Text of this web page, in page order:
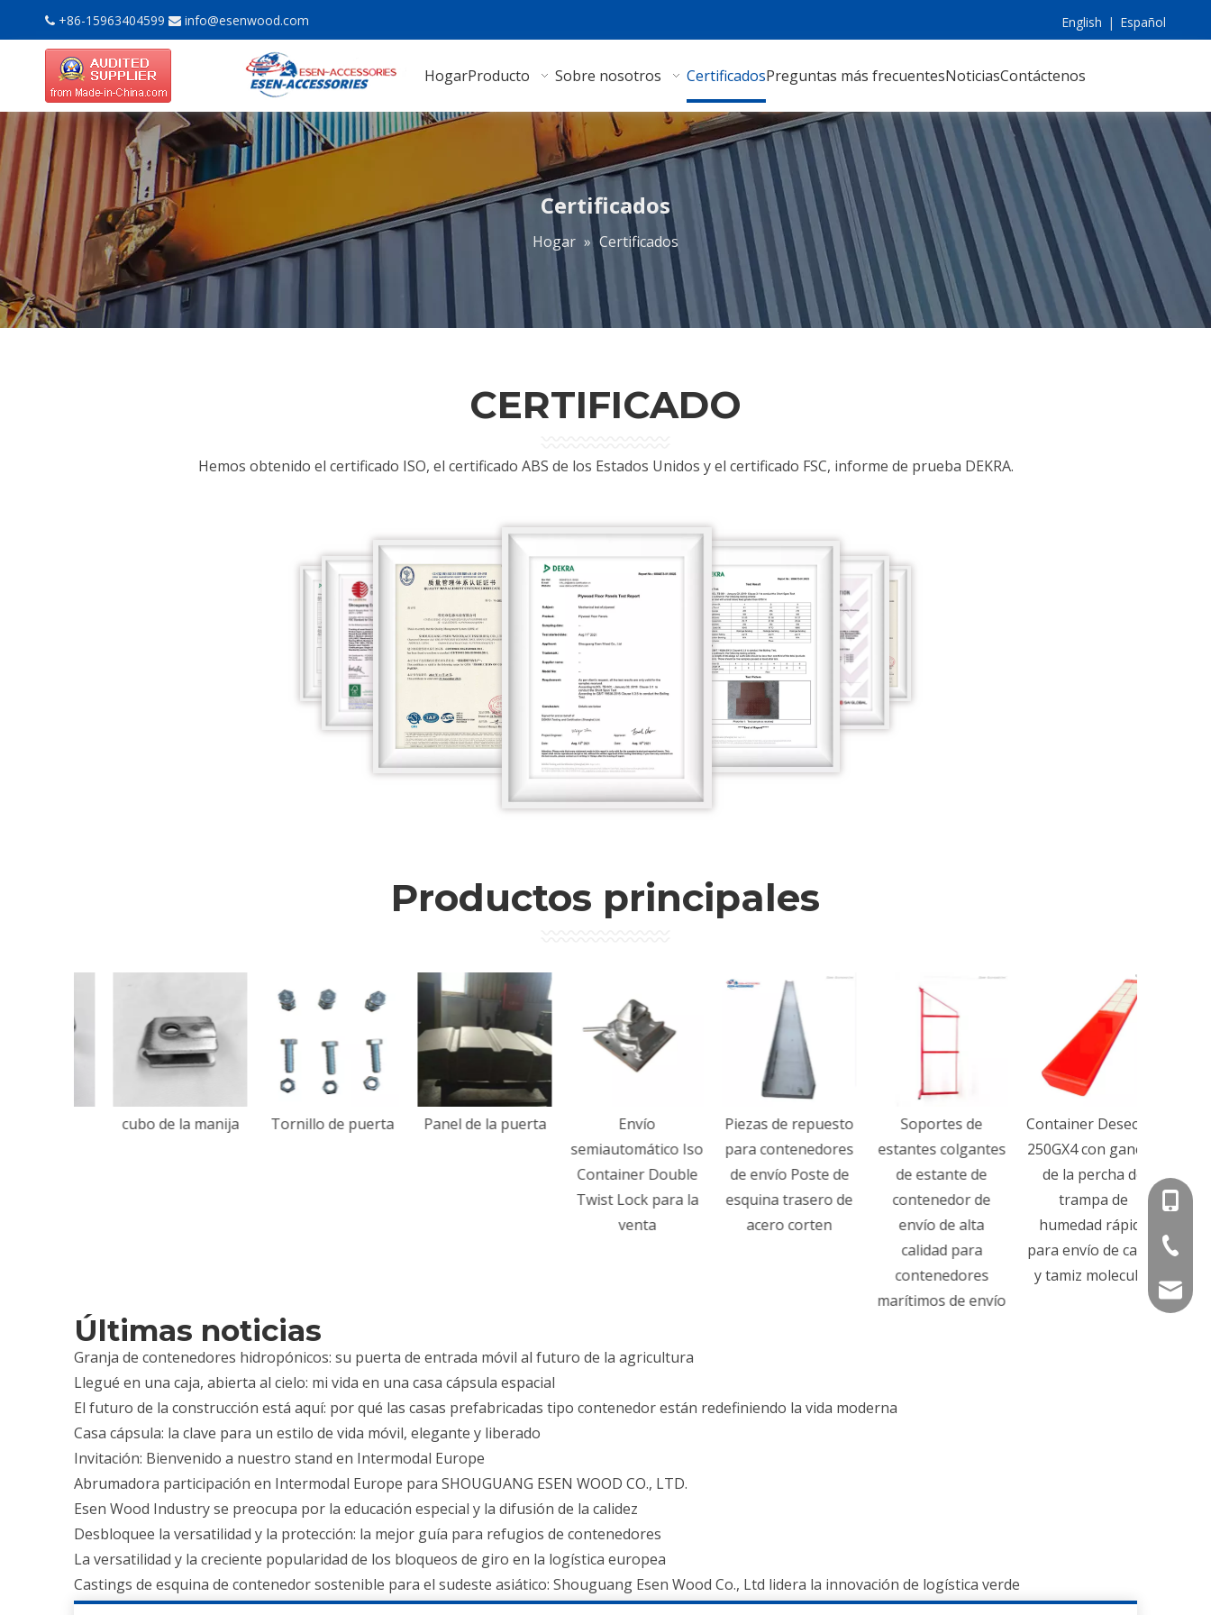
 +86-15963404599  info@esenwood.com English | Español
HogarProducto Sobre nosotros CertificadosPreguntas más frecuentesNoticiasContáctenos
Certificados
Hogar » Certificados
CERTIFICADO
Hemos obtenido el certificado ISO, el certificado ABS de los Estados Unidos y el certificado FSC, informe de prueba DEKRA.
Productos principales
cubo de la manija Tornillo de puerta Panel de la puerta
Envío
semiautomático Iso
Container Double
Twist Lock para la
venta
Piezas de repuesto
para contenedores
de envío Poste de
esquina trasero de
acero corten
Soportes de
estantes colgantes
de estante de
contenedor de
envío de alta
calidad para
contenedores
marítimos de envío
Container Desecant
250GX4 con gancho
de la percha de
trampa de
humedad rápida
para envío de carga
y tamiz molecular
Últimas noticias
El héroe anónimo del comercio mundial: por qué los pasadores para apilar contenedores son vitales para la resiliencia de la cadena de suministro
Granja de contenedores hidropónicos: su puerta de entrada móvil al futuro de la agricultura
Llegué en una caja, abierta al cielo: mi vida en una casa cápsula espacial
El futuro de la construcción está aquí: por qué las casas prefabricadas tipo contenedor están redefiniendo la vida moderna
Casa cápsula: la clave para un estilo de vida móvil, elegante y liberado
Invitación: Bienvenido a nuestro stand en Intermodal Europe
Abrumadora participación en Intermodal Europe para SHOUGUANG ESEN WOOD CO., LTD.
Esen Wood Industry se preocupa por la educación especial y la difusión de la calidez
Desbloquee la versatilidad y la protección: la mejor guía para refugios de contenedores
La versatilidad y la creciente popularidad de los bloqueos de giro en la logística europea
Castings de esquina de contenedor sostenible para el sudeste asiático: Shouguang Esen Wood Co., Ltd lidera la innovación de logística verde
El papel crítico de los códigos de puentes de contenedores en la logística marítima moderna
+86-
+86-